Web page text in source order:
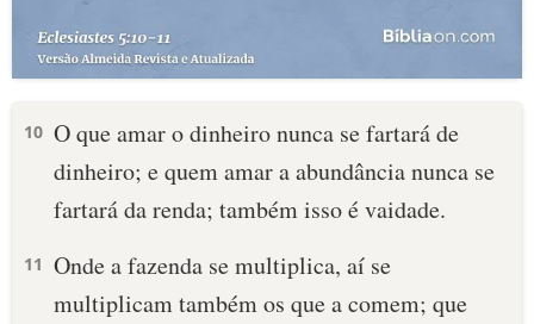
10 O que amar o dinheiro nunca se fartará de
dinheiro; e quem amar a abundância nunca se
fartará da renda; também isso é vaidade.
11 Onde a fazenda se multiplica, aí se
multiplicam também os que a comem; que